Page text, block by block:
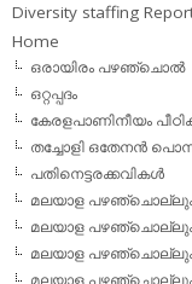
Diversity staffing
Home
ഒരായിരം പഴഞ്ചൊല്‍
ഒറ്റപ്പദം
കേരളപാണിനീയം
തച്ചോളി ഒതേനൻ
പതിനെട്ടരക്കവികള്‍
മലയാള
മലയാള
മലയാള
മലയാള